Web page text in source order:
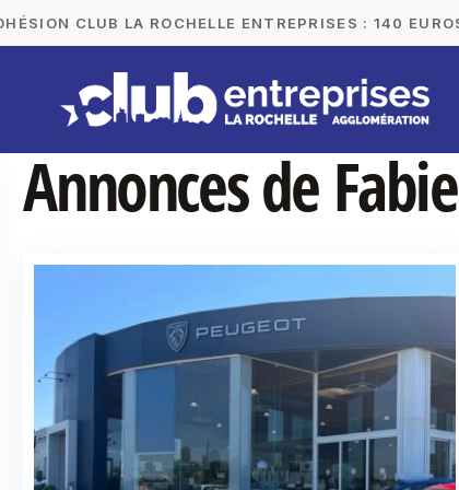
CLUB LA ROCHELLE ENTREPRISES : 140
Annonces de